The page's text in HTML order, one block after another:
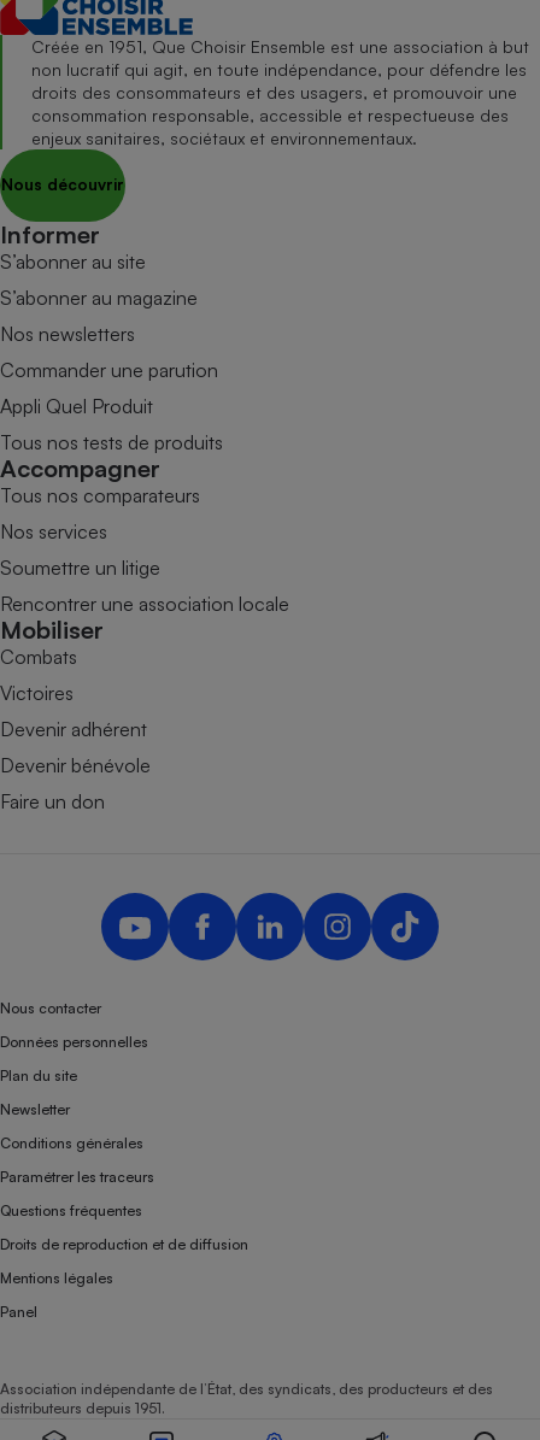
Créée en 1951, Que Choisir Ensemble est une association à but
non lucratif qui agit, en toute indépendance, pour défendre les
droits des consommateurs et des usagers, et promouvoir une
consommation responsable, accessible et respectueuse des
enjeux sanitaires, sociétaux et environnementaux.
Nous découvrir
Informer
S’abonner au site
S’abonner au magazine
Nos newsletters
Commander une parution
Appli Quel Produit
Tous nos tests de produits
Accompagner
Tous nos comparateurs
Nos services
Soumettre un litige
Rencontrer une association locale
Mobiliser
Combats
Victoires
Devenir adhérent
Devenir bénévole
Faire un don
Nous contacter
Données personnelles
Plan du site
Newsletter
Conditions générales
Paramétrer les traceurs
Questions fréquentes
Droits de reproduction et de diffusion
Mentions légales
Panel
Association indépendante de l’État, des syndicats, des producteurs et des
distributeurs depuis 1951.